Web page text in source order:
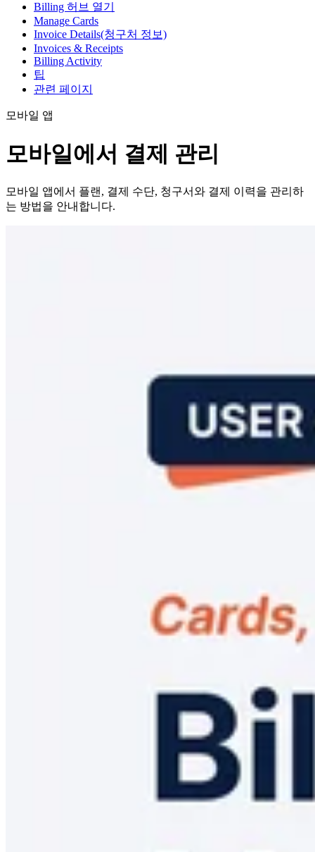
Billing 허브 열기
Manage Cards
Invoice Details(청구처 정보)
Invoices & Receipts
Billing Activity
팁
관련 페이지
모바일 앱
모바일에서 결제 관리
모바일 앱에서 플랜, 결제 수단, 청구서와 결제 이력을 관리하
는 방법을 안내합니다.